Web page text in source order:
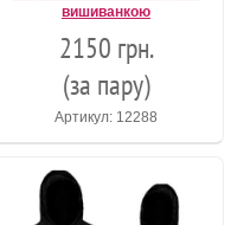
вишиванкою
2150 грн.
(за пару)
Артикул: 12288